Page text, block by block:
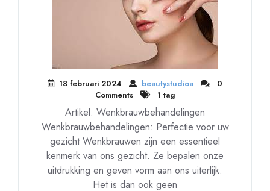
18 februari 2024 beautystudioa
0
Comments
1 tag
Artikel: Wenkbrauwbehandelingen
Wenkbrauwbehandelingen: Perfectie voor uw
gezicht Wenkbrauwen zijn een essentieel
kenmerk van ons gezicht. Ze bepalen onze
uitdrukking en geven vorm aan ons uiterlijk.
Het is dan ook geen